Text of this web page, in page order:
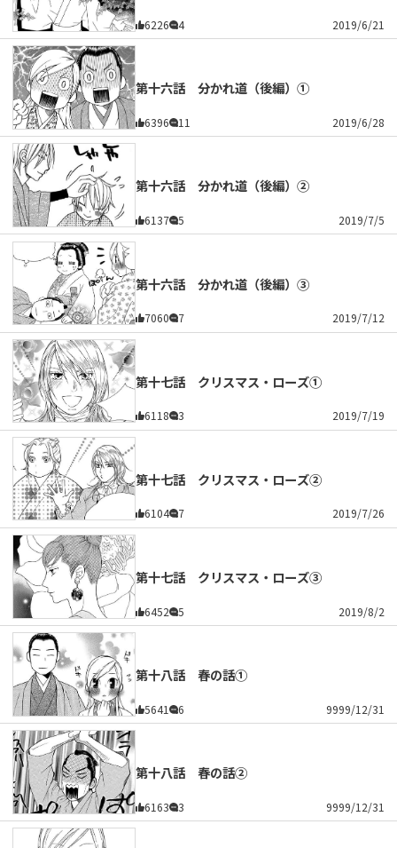
6226 4 2019/6/21
第十六話 分かれ道（後編）①
6396 11 2019/6/28
第十六話 分かれ道（後編）②
6137 5 2019/7/5
第十六話 分かれ道（後編）③
7060 7 2019/7/12
第十七話 クリスマス・ローズ①
6118 3 2019/7/19
第十七話 クリスマス・ローズ②
6104 7 2019/7/26
第十七話 クリスマス・ローズ③
6452 5 2019/8/2
第十八話 春の話①
5641 6 9999/12/31
第十八話 春の話②
6163 3 9999/12/31